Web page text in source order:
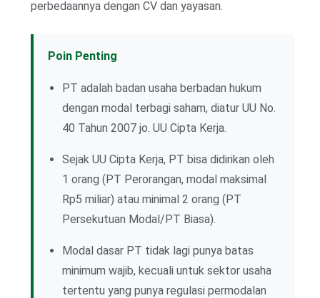
perbedaannya dengan CV dan yayasan.
Poin Penting
PT adalah badan usaha berbadan hukum
dengan modal terbagi saham, diatur UU No.
40 Tahun 2007 jo. UU Cipta Kerja.
Sejak UU Cipta Kerja, PT bisa didirikan oleh
1 orang (PT Perorangan, modal maksimal
Rp5 miliar) atau minimal 2 orang (PT
Persekutuan Modal/PT Biasa).
Modal dasar PT tidak lagi punya batas
minimum wajib, kecuali untuk sektor usaha
tertentu yang punya regulasi permodalan